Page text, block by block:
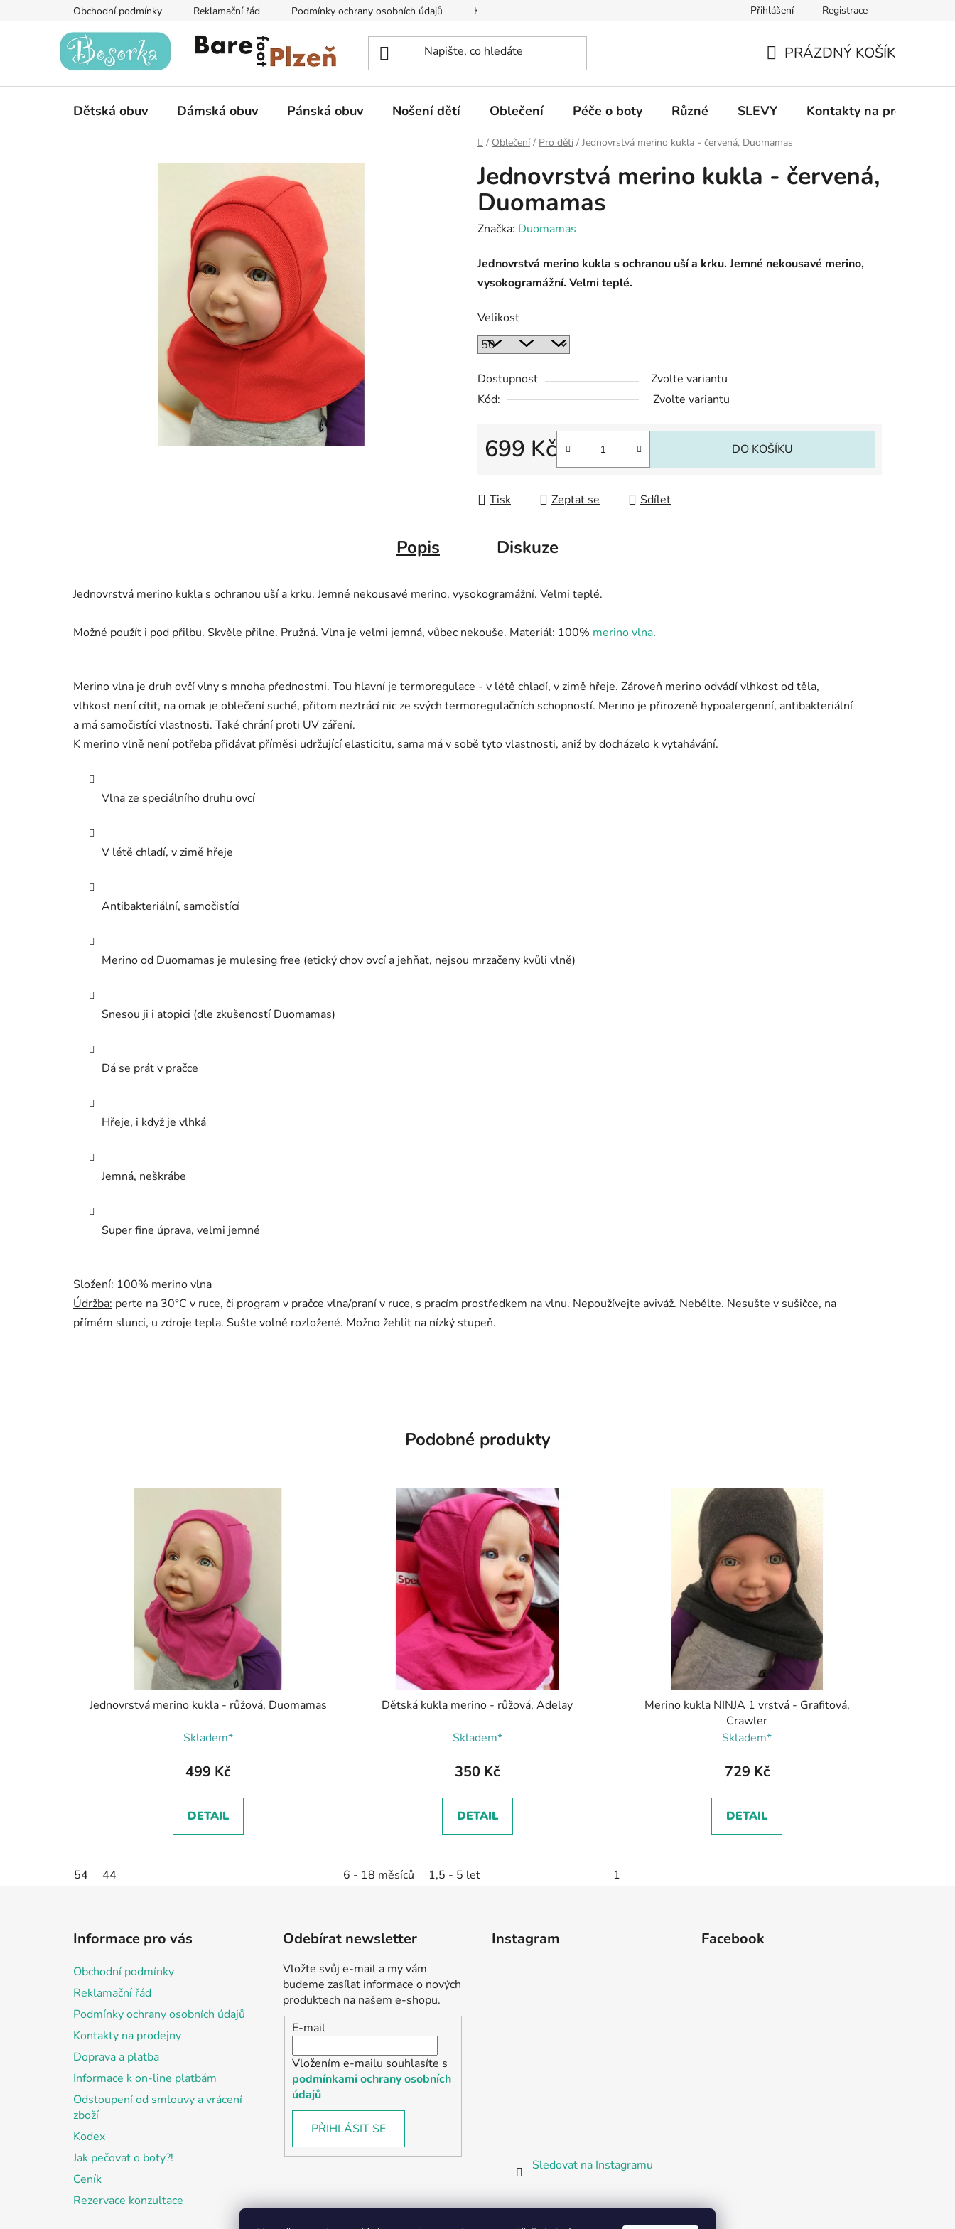
Obchodní podmínky Reklamační řád Podmínky ochrany osobních údajů Kontakty na prodejny Informace k on-line platbám Odstoupení od
Přihlášení Registrace
KOŠÍK
PRÁZDNÝ KOŠÍK
Dětská obuv Dámská obuv Pánská obuv Nošení dětí Oblečení Péče o boty Různé SLEVY Kontakty na prodejny
Domů
/ Oblečení / Pro děti / Jednovrstvá merino kukla - červená, Duomamas
Jednovrstvá merino kukla - červená,
Duomamas
Značka: Duomamas
Jednovrstvá merino kukla s ochranou uší a krku. Jemné nekousavé merino,
vysokogramážní. Velmi teplé.
Velikost
Dostupnost
Zvolte variantu
Kód:
Zvolte variantu
699 Kč DO KOŠÍKU
Tisk Zeptat se Sdílet
Popis Diskuze
Jednovrstvá merino kukla s ochranou uší a krku. Jemné nekousavé merino, vysokogramážní. Velmi teplé.
Možné použít i pod přilbu. Skvěle přilne. Pružná. Vlna je velmi jemná, vůbec nekouše. Materiál: 100% merino vlna.
Merino vlna je druh ovčí vlny s mnoha přednostmi. Tou hlavní je termoregulace - v létě chladí, v zimě hřeje. Zároveň merino odvádí vlhkost od těla,
vlhkost není cítit, na omak je oblečení suché, přitom neztrácí nic ze svých termoregulačních schopností. Merino je přirozeně hypoalergenní, antibakteriální
a má samočistící vlastnosti. Také chrání proti UV záření.
K merino vlně není potřeba přidávat příměsi udržující elasticitu, sama má v sobě tyto vlastnosti, aniž by docházelo k vytahávání.
Vlna ze speciálního druhu ovcí
V létě chladí, v zimě hřeje
Antibakteriální, samočistící
Merino od Duomamas je mulesing free (etický chov ovcí a jehňat, nejsou mrzačeny kvůli vlně)
Snesou ji i atopici (dle zkušeností Duomamas)
Dá se prát v pračce
Hřeje, i když je vlhká
Jemná, neškrábe
Super fine úprava, velmi jemné
Složení: 100% merino vlna
Údržba: perte na 30°C v ruce, či program v pračce vlna/praní v ruce, s pracím prostředkem na vlnu. Nepoužívejte aviváž. Nebělte. Nesušte v sušičce, na
přímém slunci, u zdroje tepla. Sušte volně rozložené. Možno žehlit na nízký stupeň.
Podobné produkty
Jednovrstvá merino kukla - růžová, Duomamas
Skladem*
499 Kč
DETAIL
54 44
Dětská kukla merino - růžová, Adelay
Skladem*
350 Kč
DETAIL
6 - 18 měsíců 1,5 - 5 let
Merino kukla NINJA 1 vrstvá - Grafitová,
Crawler
Skladem*
729 Kč
DETAIL
1
Informace pro vás
Obchodní podmínky
Reklamační řád
Podmínky ochrany osobních údajů
Kontakty na prodejny
Doprava a platba
Informace k on-line platbám
Odstoupení od smlouvy a vrácení
zboží
Kodex
Jak pečovat o boty?!
Ceník
Rezervace konzultace
Odebírat newsletter
Vložte svůj e-mail a my vám
budeme zasílat informace o nových
produktech na našem e-shopu.
E-mail
Vložením e-mailu souhlasíte s
podmínkami ochrany osobních
údajů
PŘIHLÁSIT SE
Instagram
Sledovat na Instagramu
Facebook